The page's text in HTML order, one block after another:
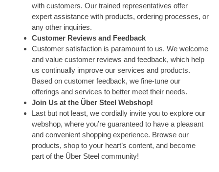
with customers. Our trained representatives offer
expert assistance with products, ordering processes, or
any other inquiries.
Customer Reviews and Feedback
Customer satisfaction is paramount to us. We welcome
and value customer reviews and feedback, which help
us continually improve our services and products.
Based on customer feedback, we fine-tune our
offerings and services to better meet their needs.
Join Us at the Über Steel Webshop!
Last but not least, we cordially invite you to explore our
webshop, where you’re guaranteed to have a pleasant
and convenient shopping experience. Browse our
products, shop to your heart’s content, and become
part of the Über Steel community!